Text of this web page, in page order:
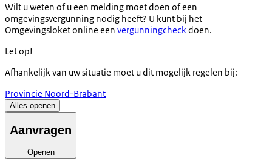
Wilt u weten of u een melding moet doen of een
omgevingsvergunning nodig heeft? U kunt bij het
Omgevingsloket online een vergunningcheck doen.
Let op!
Afhankelijk van uw situatie moet u dit mogelijk regelen bij:
Provincie Noord-Brabant
Alles openen
Aanvragen
Openen